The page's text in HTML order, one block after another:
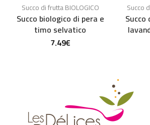
Succo di frutta BIOLOGICO
Succo biologico di pera e
timo selvatico
7.49€
Succo